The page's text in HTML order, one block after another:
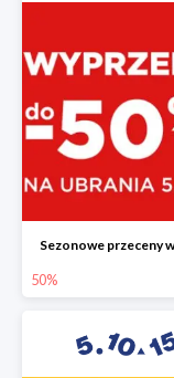
Sezonowe przeceny
50%